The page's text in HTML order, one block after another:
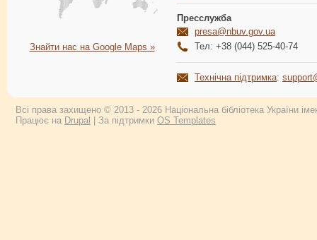
Знайти нас на Google Maps »
Пресслужба
presa@nbuv.gov.ua
Тел: +38 (044) 525-40-74
Технічна підтримка:
Всі права захищено © 2013 - 2026 Національна бібліотека України
Працює на Drupal | За підтримки OS Templates